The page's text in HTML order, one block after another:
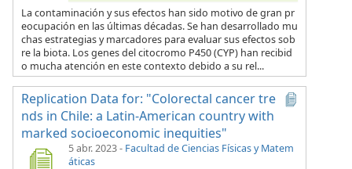
La contaminación y sus efectos han sido motivo de gran pr
eocupación en las últimas décadas. Se han desarrollado mu
chas estrategias y marcadores para evaluar sus efectos sob
re la biota. Los genes del citocromo P450 (CYP) han recibid
o mucha atención en este contexto debido a su rel...
Replication Data for: "Colorectal cancer tre
nds in Chile: a Latin-American country with
marked socioeconomic inequities"
5 abr. 2023- Facultad de Ciencias Físicas y Matem
áticas